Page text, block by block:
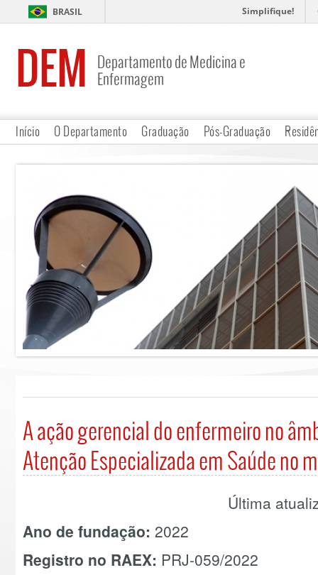
BRASIL Simplifique!
DEM
Departamento de Medicina e
Enfermagem
Início O Departamento Graduação Pós-Graduação
A ação gerencial do enfermeiro no
Atenção Especializada em Saúde no
Última
Ano de fundação: 2022
Registro no RAEX: PRJ-059/2022